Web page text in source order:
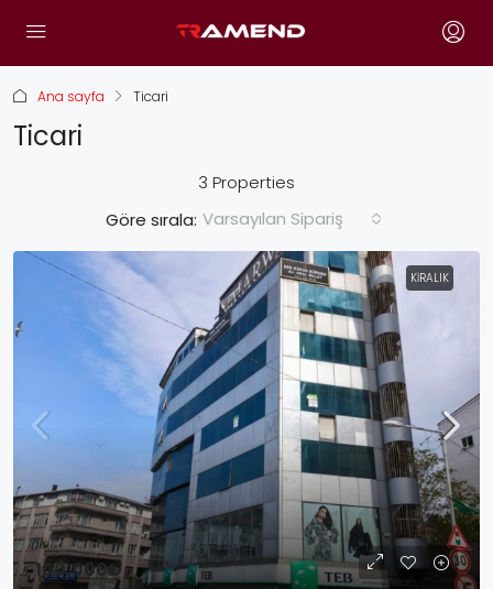
Ana sayfa Ticari
Ticari
3 Properties
Göre sırala: Varsayılan Sipariş
KIRALIK
100,000₺